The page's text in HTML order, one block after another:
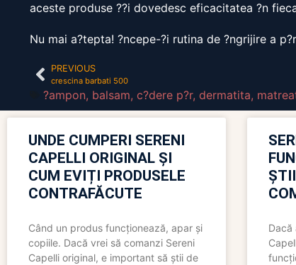
aceste produse ??i dovedesc eficacitatea ?n
Nu mai a?tepta! ?ncepe-?i rutina de ?ngrijire a
PREVIOUS
crescina barbati 500
?ampon, balsam, c?dere p?r, dermatita,
UNDE CUMPERI SERENI
CAPELLI ORIGINAL ȘI
CUM EVIȚI PRODUSELE
CONTRAFĂCUTE
Când un produs funcționează, apar și
copiile. Dacă vrei să comanzi Sereni
Capelli original, e important să știi de
Dacă